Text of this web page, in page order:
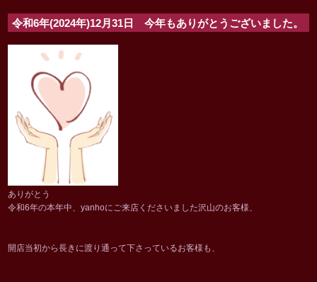
令和6年(2024年)12月31日 今年もありがとうございました。
ありがとう
令和6年の本年中、yanhoにご来店くださいました沢山のお客様、
開店当初から長きに渡り通って下さっているお客様も、